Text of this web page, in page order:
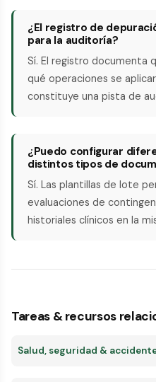
¿El registro de
para la auditoría?
Sí. El registro documenta
qué operaciones se
constituye una pista de
¿Puedo configurar
distintos tipos de
Sí. Las plantillas de lote
evaluaciones de
historiales clínicos en la
Tareas & recursos
Salud, seguridad &